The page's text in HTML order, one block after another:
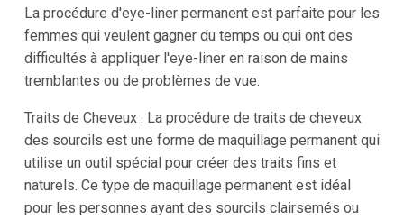
La procédure d'eye-liner permanent est parfaite pour les
femmes qui veulent gagner du temps ou qui ont des
difficultés à appliquer l'eye-liner en raison de mains
tremblantes ou de problèmes de vue.
Traits de Cheveux : La procédure de traits de cheveux
des sourcils est une forme de maquillage permanent qui
utilise un outil spécial pour créer des traits fins et
naturels. Ce type de maquillage permanent est idéal
pour les personnes ayant des sourcils clairsemés ou